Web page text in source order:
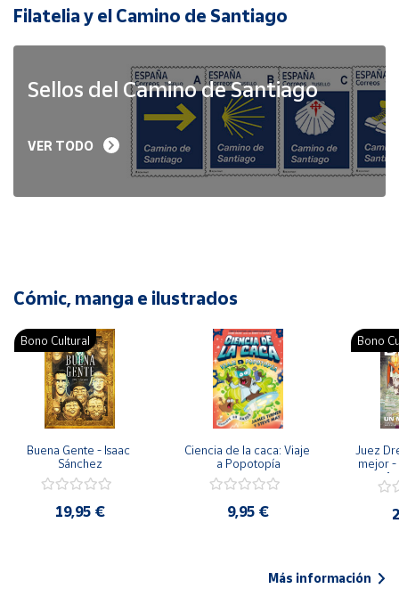
Filatelia y el Camino de Santiago
Sellos del Camino de Santiago
VER TODO
Cómic, manga e ilustrados
Bono Cultural
Buena Gente - Isaac
Sánchez
19,95 €
Ciencia de la caca: Viaje
a Popotopía
9,95 €
Bono
Juez
mejor -
Más información